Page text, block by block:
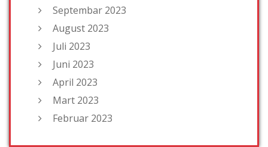
Septembar 2023
August 2023
Juli 2023
Juni 2023
April 2023
Mart 2023
Februar 2023